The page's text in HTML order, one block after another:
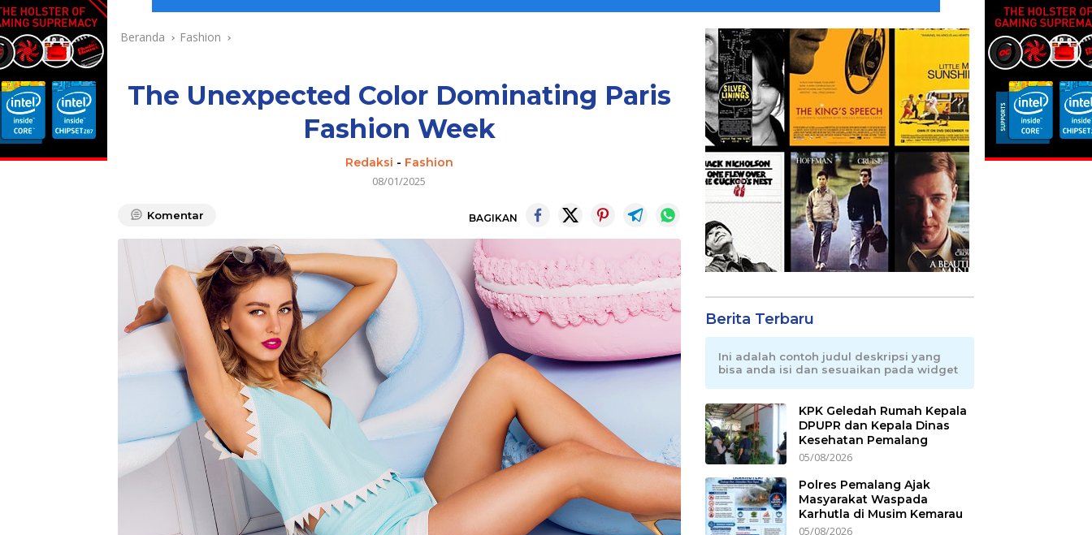
Beranda Fashion
The Unexpected Color Dominating Paris
Fashion Week
Redaksi - Fashion
08/01/2025
Komentar BAGIKAN
Berita Terbaru
Ini adalah contoh judul deskripsi yang
bisa anda isi dan sesuaikan pada widget
KPK Geledah Rumah Kepala
DPUPR dan Kepala Dinas
Kesehatan Pemalang
05/08/2026
Polres Pemalang Ajak
Masyarakat Waspada
Karhutla di Musim Kemarau
05/08/2026